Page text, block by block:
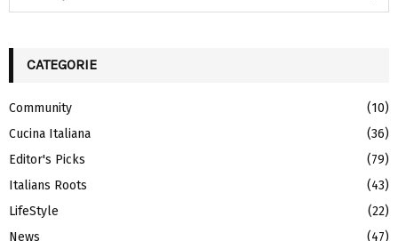
h
o
r
:
A
R
H
CATEGORIE
Community
(10)
Cucina Italiana
(36)
Editor's Picks
(79)
Italians Roots
(43)
LifeStyle
(22)
News
(47)